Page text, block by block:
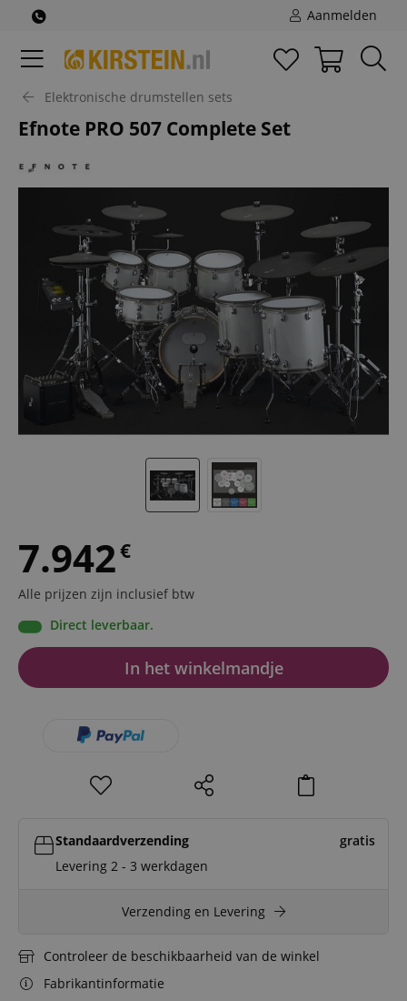
Aanmelden
Elektronische drumstellen sets
Efnote PRO 507 Complete Set
7.942€
Alle prijzen zijn inclusief btw
Direct leverbaar.
In het winkelmandje
Standaardverzending
gratis
Levering 2 - 3 werkdagen
Verzending en Levering
Controleer de beschikbaarheid van de winkel
Fabrikantinformatie